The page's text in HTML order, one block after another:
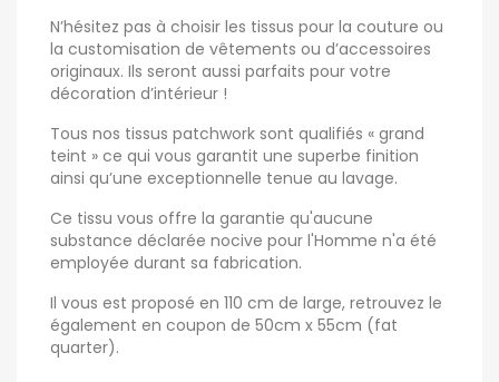
N’hésitez pas à choisir les tissus pour la couture ou
la customisation de vêtements ou d’accessoires
originaux. Ils seront aussi parfaits pour votre
décoration d’intérieur !
Tous nos tissus patchwork sont qualifiés « grand
teint » ce qui vous garantit une superbe finition
ainsi qu’une exceptionnelle tenue au lavage.
Ce tissu vous offre la garantie qu'aucune
substance déclarée nocive pour l'Homme n'a été
employée durant sa fabrication.
Il vous est proposé en 110 cm de large, retrouvez le
également en coupon de 50cm x 55cm (fat
quarter).